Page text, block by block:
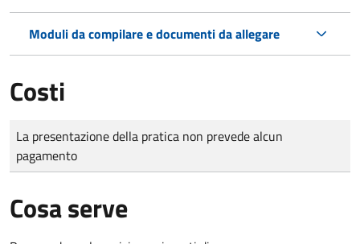
Moduli da compilare e documenti da allegare
Costi
Tipo di pagamento
Importo
La presentazione della pratica non prevede alcun
pagamento
Cosa serve